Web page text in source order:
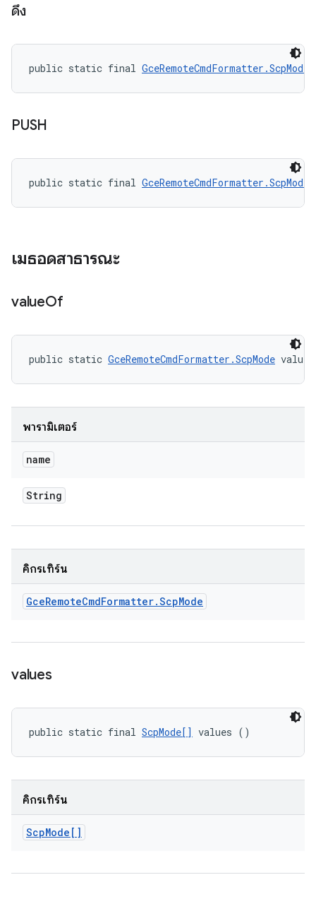
ดึง
public static final GceRemoteCmdFormatter.ScpMode
PUSH
public static final GceRemoteCmdFormatter.ScpMode
เมธอดสาธารณะ
valueOf
public static GceRemoteCmdFormatter.ScpMode
พารามิเตอร์
name
String
คิกรีเทิร์น
GceRemoteCmdFormatter.ScpMode
values
public static final ScpMode[] values ()
คิกรีเทิร์น
ScpMode[]